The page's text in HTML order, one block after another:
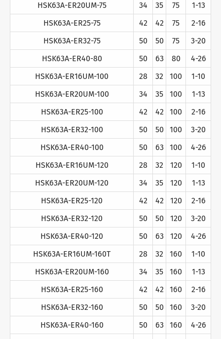
HSK63A-ER20UM-75
34 35 75
1-13
HSK63A-ER25-75
42 42 75
2-16
HSK63A-ER32-75
50 50 75
3-20
HSK63A-ER40-80
50 63 80
4-26
HSK63A-ER16UM-100
28 32 100
1-10
HSK63A-ER20UM-100
34 35 100
1-13
HSK63A-ER25-100
42 42 100
2-16
HSK63A-ER32-100
50 50 100
3-20
HSK63A-ER40-100
50 63 100
4-26
HSK63A-ER16UM-120
28 32 120
1-10
HSK63A-ER20UM-120
34 35 120
1-13
HSK63A-ER25-120
42 42 120
2-16
HSK63A-ER32-120
50 50 120
3-20
HSK63A-ER40-120
50 63 120
4-26
HSK63A-ER16UM-160T
28 32 160
1-10
HSK63A-ER20UM-160
34 35 160
1-13
HSK63A-ER25-160
42 42 160
2-16
HSK63A-ER32-160
50 50 160
3-20
HSK63A-ER40-160
50 63 160
4-26